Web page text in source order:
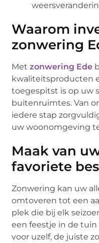
Waarom
zonwering
Metzonwering Ede
kwaliteitsproducten
toegespitst is op uw
buitenruimtes. Van
iedere stap
uw woonomgeving
Maak van
favoriete
Zonwering kan uw
omtoveren tot een
plek die bij elk
een feestje in de
voor uzelf, de juiste